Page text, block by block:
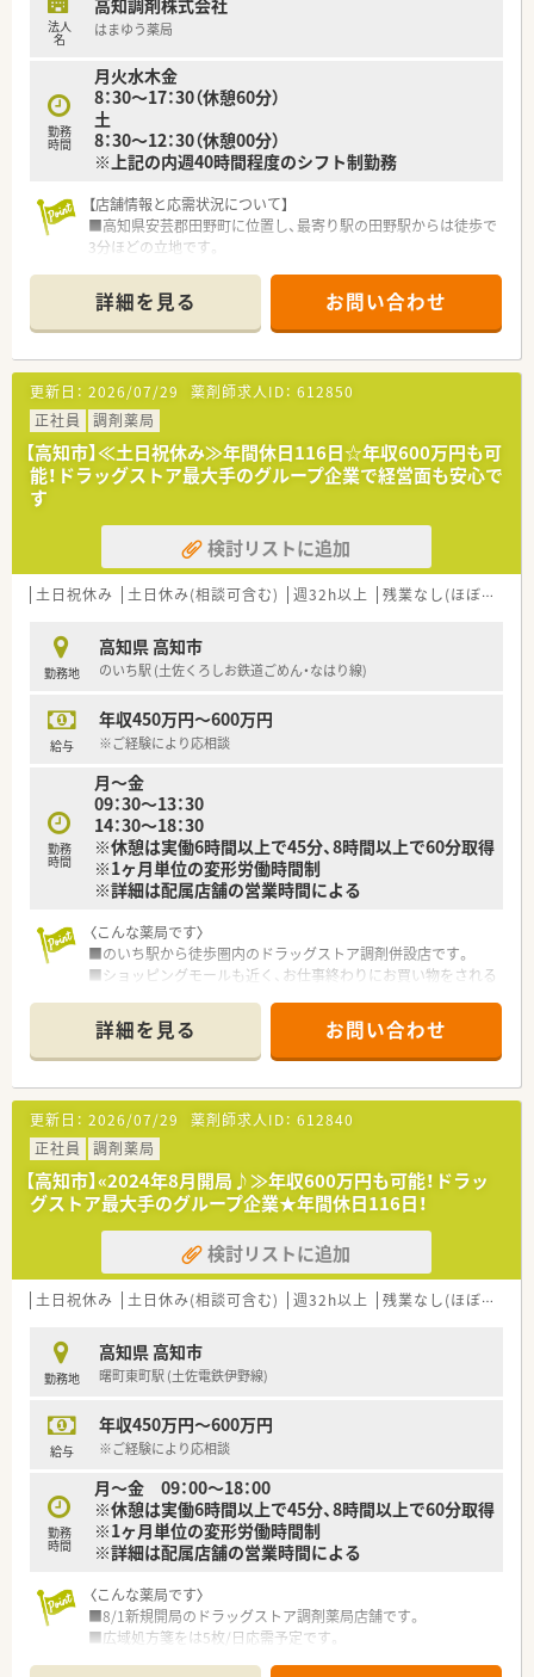
【こんな方が活躍中】
たいという強い使命感を持った方が活躍しています。
■店舗間の連携や事務スタッフとの円滑なコミュニケーション
を大切にし、チーム医療を実践できる方ばかりです。
■未経験からスタートし、周囲の温かいサポートを受けながら着
実にスキルアップを果たしたスタッフもいます。
法人
名
高知調剤株式会社
はまゆう薬局
勤務
時間
月火水木金
8：30～17：30（休憩60分）
土
8：30～12：30（休憩00分）
※上記の内週40時間程度のシフト制勤務
【店舗情報と応需状況について】
■高知県安芸郡田野町に位置し、最寄り駅の田野駅からは徒歩で
3分ほどの立地です。
を応需しています。
■内科、外科、整形外科、皮膚科、小児科、精神科など多岐に対応
しています。
【求人情報について】
■正社員の勤務薬剤師としてご活躍いただくポジションでの募
集となります。
■ご経験や面接評価により、年俸制で650万円から700万円の高
年収がご提示可能です。
■給与とは別に、薬剤師手当として月額30,000円、皆勤手当とし
【勤務実態について】
■年間休日は120日（公休117日、バースデイ休暇1日、リフレッ
シュ休暇2日）ございます。
切にできる環境です。
■固定残業代（20時間分）が給与に含まれていますが、超過する
ことはほぼありません。
【法人特徴について】
■高知県内において、グループ会社を含めて16店舗の調剤薬局
■「かかりつけ薬剤師」の推進と「健康づくり支援」を運営の2本
柱としています。
■地域医療に積極的に参画できる薬剤師の教育・採用をビジョン
として目指しています。
詳細を見る お問い合わせ
更新日： 2026/07/29 薬剤師求人ID： 612850
正社員
調剤薬局
【高知市】≪土日祝休み≫年間休日116日☆年収600万円も可
能！ドラッグストア最大手のグループ企業で経営面も安心で
す
検討リストに追加
土日祝休み 土日休み(相談可含む) 週32h以上 残業なし(ほぼなし含む)
勤務地
高知県 高知市
のいち駅 (土佐くろしお鉄道ごめん・なはり線)
給与
年収450万円～600万円
※ご経験により応相談
勤務
時間
月～金
09：30～13：30
14：30～18：30
※休憩は実働6時間以上で45分、8時間以上で60分取得
※1ヶ月単位の変形労働時間制
※詳細は配属店舗の営業時間による
〈こんな薬局です〉
■のいち駅から徒歩圏内のドラッグストア調剤併設店です。
■ショッピングモールも近く、お仕事終わりにお買い物をされる
■処方箋枚数は6～7枚/日と少なめです。
■一人薬剤師でのご勤務となります。
〈業務内容〉
■OTC医薬品の販売に関する販売・接客・レジ業務。
■調剤業務、レセコンを用いての処方箋入力などをお願いしま
す。
〈法人概要〉
■創業205周年を迎える総合健康企業です。
■高知県内でドラッグストアを経営し、調剤併設店も展開してい
■医薬品から日用品、化粧品等も取扱があり幅広い業務に触れる
ことができます。
に最適の環境です。調剤ご経験者であれば高年収が狙えます。
■広々とした調剤室はどこも綺麗で、監査システム・自動分包機
などの調剤設備も整っています。
品、化粧品等も取扱があり幅広い業務に触れることができます。
■処方箋枚数少なめ+一人薬剤師
自分のペースで働きたい方
■福利厚生も充実！
安心して長くお勤めされたい方
などお気軽にお問い合わせください！
詳細を見る お問い合わせ
更新日： 2026/07/29 薬剤師求人ID： 612840
正社員
調剤薬局
【高知市】«2024年8月開局♪≫年収600万円も可能！ドラッ
グストア最大手のグループ企業★年間休日116日！
検討リストに追加
土日祝休み 土日休み(相談可含む) 週32h以上 残業なし(ほぼなし含む)
勤務地
高知県 高知市
曙町東町駅 (土佐電鉄伊野線)
給与
年収450万円～600万円
※ご経験により応相談
勤務
時間
月～金 09：00～18：00
※休憩は実働6時間以上で45分、8時間以上で60分取得
※1ヶ月単位の変形労働時間制
※詳細は配属店舗の営業時間による
〈こんな薬局です〉
■8/1新規開局のドラッグストア調剤薬局店舗です。
■広域処方箋をは5枚/日応需予定です。